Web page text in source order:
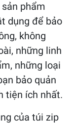
phẩm
dụng để bảo
không
những linh
những loại
bảo quản
tiện ích nhất.
của túi zip